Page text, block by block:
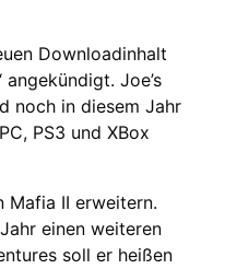
Downloadinhalt
Joe’s
noch in diesem Jahr
PS3 und XBox
Mafia II erweitern.
einen weiteren
soll er heißen